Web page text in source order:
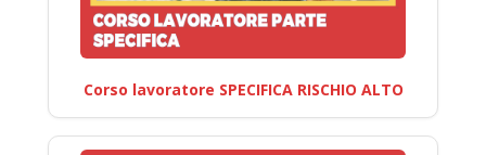
Corso lavoratore SPECIFICA RISCHIO ALTO